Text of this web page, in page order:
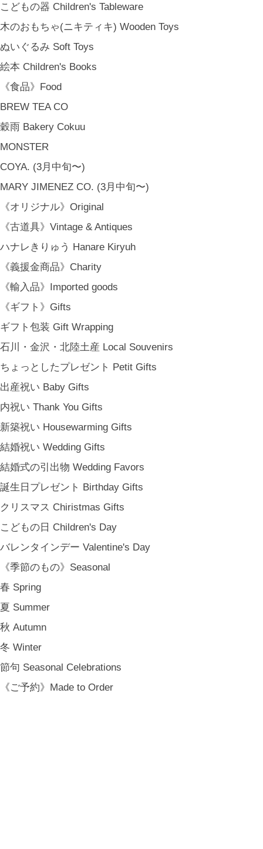
こどもの器 Children's Tableware
木のおもちゃ(ニキティキ) Wooden Toys
ぬいぐるみ Soft Toys
絵本 Children's Books
《食品》Food
BREW TEA CO
穀雨 Bakery Cokuu
MONSTER
COYA. (3月中旬〜)
MARY JIMENEZ CO. (3月中旬〜)
《オリジナル》Original
《古道具》Vintage & Antiques
ハナレきりゅう Hanare Kiryuh
《義援金商品》Charity
《輸入品》Imported goods
《ギフト》Gifts
ギフト包装 Gift Wrapping
石川・金沢・北陸土産 Local Souvenirs
ちょっとしたプレゼント Petit Gifts
出産祝い Baby Gifts
内祝い Thank You Gifts
新築祝い Housewarming Gifts
結婚祝い Wedding Gifts
結婚式の引出物 Wedding Favors
誕生日プレゼント Birthday Gifts
クリスマス Chiristmas Gifts
こどもの日 Children's Day
バレンタインデー Valentine's Day
《季節のもの》Seasonal
春 Spring
夏 Summer
秋 Autumn
冬 Winter
節句 Seasonal Celebrations
《ご予約》Made to Order